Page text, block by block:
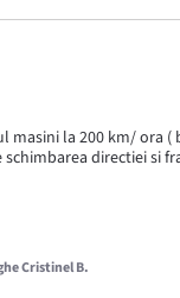
la 200 km/ ora
directiei si
Cristinel B.